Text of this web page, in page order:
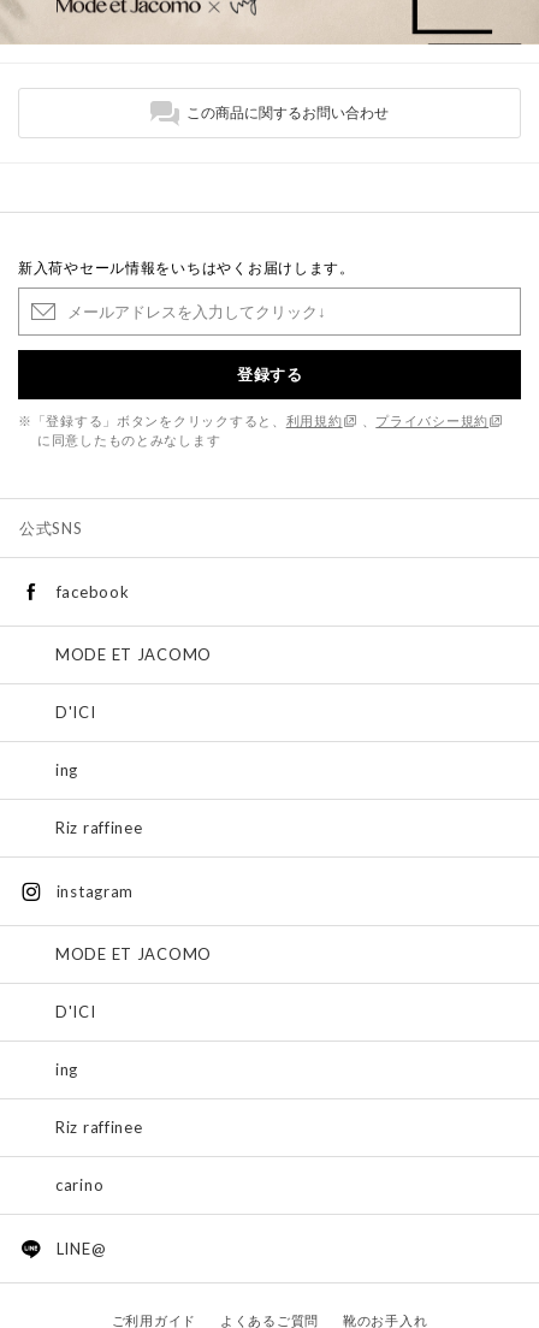
この商品に関するお問い合わせ
新入荷やセール情報をいちはやくお届けします。
登録する
※「登録する」ボタンをクリックすると、 利用規約
プライバシー規約
に同意したものとみなします
公式SNS
facebook
MODE ET JACOMO
D'ICI
ing
Riz raffinee
instagram
MODE ET JACOMO
D'ICI
ing
Riz raffinee
carino
LINE@
ご利用ガイド よくあるご質問 靴のお手入れ